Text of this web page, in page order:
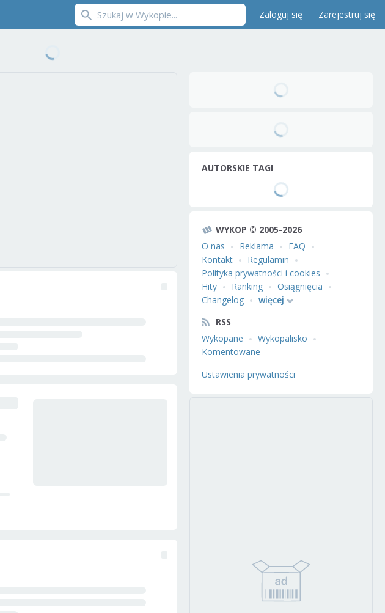
Zaloguj się Zarejestruj się
AUTORSKIE TAGI
WYKOP © 2005-2026
O nas
Reklama
FAQ
Kontakt
Regulamin
Polityka prywatności i cookies
Hity
Ranking
Osiągnięcia
Changelog
więcej
RSS
Wykopane
Wykopalisko
Komentowane
Ustawienia prywatności